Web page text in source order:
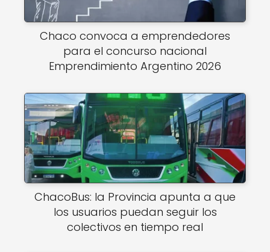
Chaco convoca a emprendedores
para el concurso nacional
Emprendimiento Argentino 2026
ChacoBus: la Provincia apunta a que
los usuarios puedan seguir los
colectivos en tiempo real